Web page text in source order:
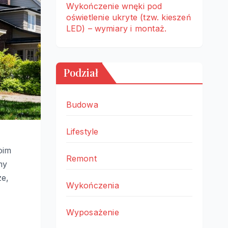
Wykończenie wnęki pod
oświetlenie ukryte (tzw. kieszeń
LED) – wymiary i montaż.
Podział
Budowa
Lifestyle
Remont
Wykończenia
Wyposażenie